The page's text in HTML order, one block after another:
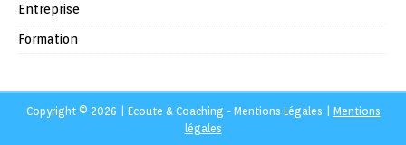
Entreprise
Formation
Copyright © 2026 | Ecoute & Coaching - Mentions Légales
Mentions
légales